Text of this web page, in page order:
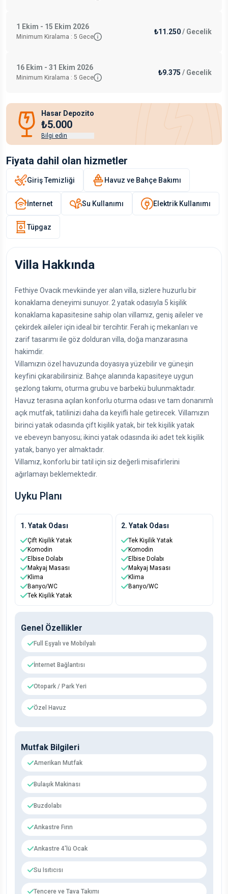
1 Ekim - 15 Ekim 2026
Minimum Kiralama : 5 Gece
₺11.250/ Gecelik
16 Ekim - 31 Ekim 2026
Minimum Kiralama : 5 Gece
₺9.375 / Gecelik
Hasar Depozito
₺5.000
Bilgi edin
Fiyata dahil olan hizmetler
Giriş Temizliği Havuz ve Bahçe Bakımı
İnternet Su Kullanımı Elektrik Kullanımı
Tüpgaz
Villa Hakkında
Fethiye Ovacık mevkiinde yer alan villa, sizlere huzurlu bir
konaklama deneyimi sunuyor. 2 yatak odasıyla 5 kişilik
konaklama kapasitesine sahip olan villamız, geniş aileler ve
çekirdek aileler için ideal bir tercihtir. Ferah iç mekanları ve
zarif tasarımı ile göz dolduran villa, doğa manzarasına
hakimdir.
Villamızın özel havuzunda doyasıya yüzebilir ve güneşin
keyfini çıkarabilirsiniz. Bahçe alanında kapasiteye uygun
şezlong takımı, oturma grubu ve barbekü bulunmaktadır.
Havuz terasına açılan konforlu oturma odası ve tam donanımlı
açık mutfak, tatilinizi daha da keyifli hale getirecek. Villamızın
birinci yatak odasında çift kişilik yatak, bir tek kişilik yatak
ve ebeveyn banyosu; ikinci yatak odasında iki adet tek kişilik
yatak, banyo yer almaktadır.
Villamız, konforlu bir tatil için siz değerli misafirlerini
ağırlamayı beklemektedir.
Uyku Planı
1. Yatak Odası
Çift Kişilik Yatak
Komodin
Elbise Dolabı
Makyaj Masası
Klima
Banyo/WC
Tek Kişilik Yatak
2. Yatak Odası
Tek Kişilik Yatak
Komodin
Elbise Dolabı
Makyaj Masası
Klima
Banyo/WC
Genel Özellikler
Full Eşyalı ve Mobilyalı
İnternet Bağlantısı
Otopark / Park Yeri
Özel Havuz
Mutfak Bilgileri
Amerikan Mutfak
Bulaşık Makinası
Buzdolabı
Ankastre Fırın
Ankastre 4'lü Ocak
Su Isıtıcısı
Tencere ve Tava Takımı